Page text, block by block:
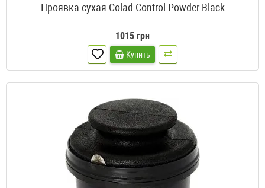
Проявка сухая Colad Control Powder Black
1015 грн
Купить